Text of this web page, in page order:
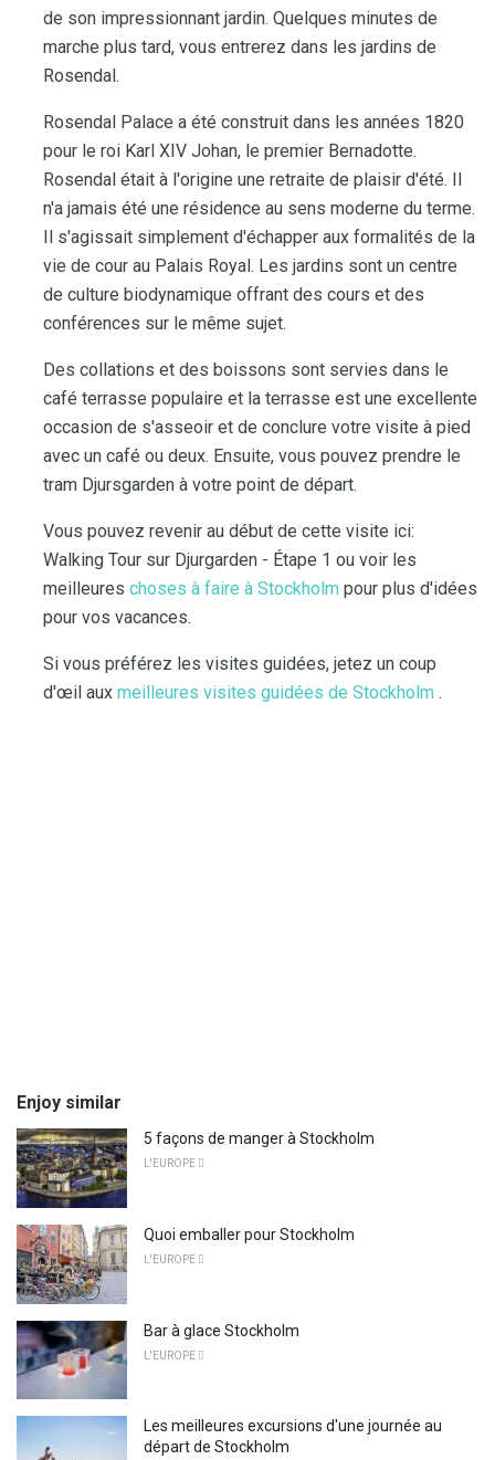
de son impressionnant jardin. Quelques minutes de
marche plus tard, vous entrerez dans les jardins de
Rosendal.
Rosendal Palace a été construit dans les années 1820
pour le roi Karl XIV Johan, le premier Bernadotte.
Rosendal était à l'origine une retraite de plaisir d'été. Il
n'a jamais été une résidence au sens moderne du terme.
Il s'agissait simplement d'échapper aux formalités de la
vie de cour au Palais Royal. Les jardins sont un centre
de culture biodynamique offrant des cours et des
conférences sur le même sujet.
Des collations et des boissons sont servies dans le
café terrasse populaire et la terrasse est une excellente
occasion de s'asseoir et de conclure votre visite à pied
avec un café ou deux. Ensuite, vous pouvez prendre le
tram Djursgarden à votre point de départ.
Vous pouvez revenir au début de cette visite ici:
Walking Tour sur Djurgarden - Étape 1 ou voir les
meilleures choses à faire à Stockholm pour plus d'idées
pour vos vacances.
Si vous préférez les visites guidées, jetez un coup
d'œil aux meilleures visites guidées de Stockholm .
Enjoy similar
5 façons de manger à Stockholm
L'EUROPE 
Quoi emballer pour Stockholm
L'EUROPE 
Bar à glace Stockholm
L'EUROPE 
Les meilleures excursions d'une journée au
départ de Stockholm